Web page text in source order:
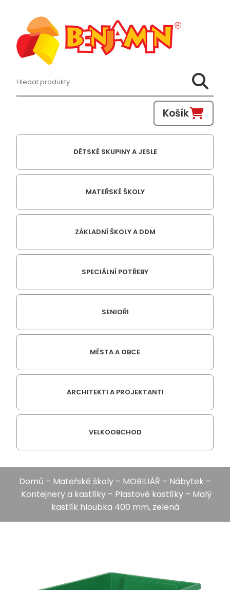
Hledat:
Košík
DĚTSKÉ SKUPINY A JESLE
MATEŘSKÉ ŠKOLY
ZÁKLADNÍ ŠKOLY A DDM
SPECIÁLNÍ POTŘEBY
SENIOŘI
MĚSTA A OBCE
ARCHITEKTI A PROJEKTANTI
VELKOOBCHOD
Domů – Mateřské školy – MOBILIÁŘ – Nábytek –
Kontejnery a kastlíky– Plastové kastlíky– Malý
kastlík hloubka 400 mm, zelená